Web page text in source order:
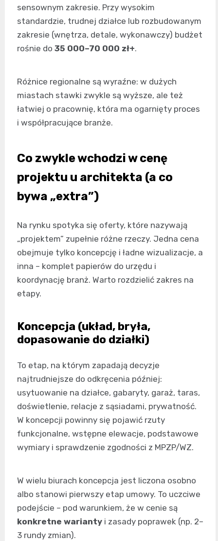
sensownym zakresie. Przy wysokim
standardzie, trudnej działce lub rozbudowanym
zakresie (wnętrza, detale, wykonawczy) budżet
rośnie do 35 000–70 000 zł+.
Różnice regionalne są wyraźne: w dużych
miastach stawki zwykle są wyższe, ale też
łatwiej o pracownię, która ma ogarnięty proces
i współpracujące branże.
Co zwykle wchodzi w cenę
projektu u architekta (a co
bywa „extra”)
Na rynku spotyka się oferty, które nazywają
„projektem” zupełnie różne rzeczy. Jedna cena
obejmuje tylko koncepcję i ładne wizualizacje, a
inna – komplet papierów do urzędu i
koordynację branż. Warto rozdzielić zakres na
etapy.
Koncepcja (układ, bryła,
dopasowanie do działki)
To etap, na którym zapadają decyzje
najtrudniejsze do odkręcenia później:
usytuowanie na działce, gabaryty, garaż, taras,
doświetlenie, relacje z sąsiadami, prywatność.
W koncepcji powinny się pojawić rzuty
funkcjonalne, wstępne elewacje, podstawowe
wymiary i sprawdzenie zgodności z MPZP/WZ.
W wielu biurach koncepcja jest liczona osobno
albo stanowi pierwszy etap umowy. To uczciwe
podejście – pod warunkiem, że w cenie są
konkretne warianty i zasady poprawek (np. 2–
3 rundy zmian).